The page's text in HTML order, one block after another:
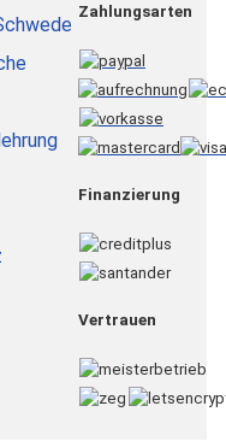
Zahlungsarten
Finanzierung
Vertrauen